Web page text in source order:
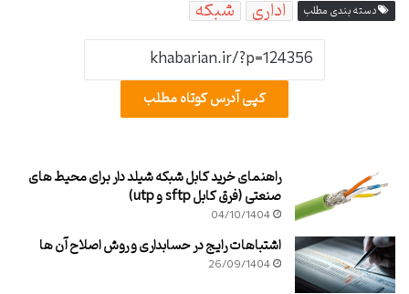
دسته بندی مطلب اداری شبکه
کپی آدرس کوتاه مطلب
راهنمای خرید کابل شبکه شیلد دار برای محیط های
صنعتی (فرق کابل sftp و utp)
04/10/1404
اشتباهات رایج در حسابداری و روش اصلاح آن ها
26/09/1404